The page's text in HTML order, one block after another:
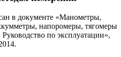
в документе «Манометры,
напоромеры, тягомеры
по эксплуатации»,